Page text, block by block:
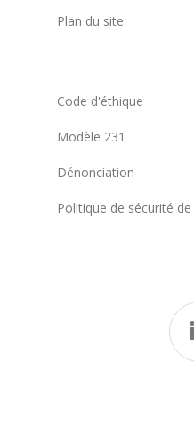
Plan du site
Code d'éthique
Modèle 231
Dénonciation
Politique de sécurité